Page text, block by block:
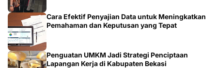
Cara Efektif Penyajian Data untuk Meningkatkan
Pemahaman dan Keputusan yang Tepat
Penguatan UMKM Jadi Strategi Penciptaan
Lapangan Kerja di Kabupaten Bekasi